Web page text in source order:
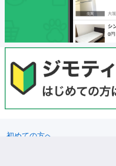
初めての方へ